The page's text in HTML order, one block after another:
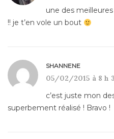
une des
!! je t’en vole un bout
SHANNENE
05/02/2015 à 8 h
c’est juste mon
superbement réalisé ! Bravo !